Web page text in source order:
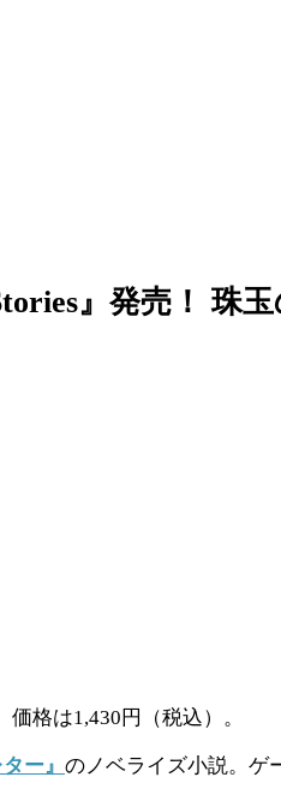
』発売！ 珠
格は1,430円（税込）。
ー』 のノベライズ小説。ゲ